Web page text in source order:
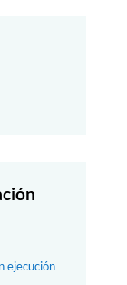
ejecución